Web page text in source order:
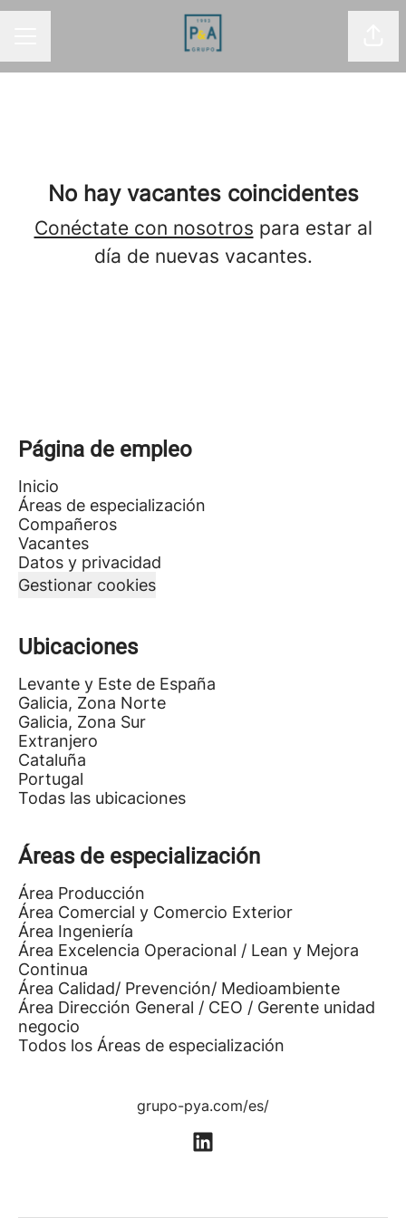
No hay vacantes coincidentes
Conéctate con nosotros para estar al
día de nuevas vacantes.
Página de empleo
Inicio
Áreas de especialización
Compañeros
Vacantes
Datos y privacidad
Gestionar cookies
Ubicaciones
Levante y Este de España
Galicia, Zona Norte
Galicia, Zona Sur
Extranjero
Cataluña
Portugal
Todas las ubicaciones
Áreas de especialización
Área Producción
Área Comercial y Comercio Exterior
Área Ingeniería
Área Excelencia Operacional / Lean y Mejora
Continua
Área Calidad/ Prevención/ Medioambiente
Área Dirección General / CEO / Gerente unidad
negocio
Todos los Áreas de especialización
grupo-pya.com/es/